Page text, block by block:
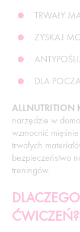
TRWAŁY
ZYSKAJ
DLA
ALLNUTRITION
narzędzie w
wzmocnić
trwałych
bezpieczeństwo
treningów.
ĆWICZEŃ?